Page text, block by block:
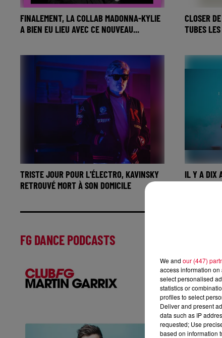
FINALEMENT, LA COLLAB MADONNA-KYLIE
A BIEN EU LIEU AVEC CE NOUVEAU...
CLOSER
TUBES
TRISTE JOUR POUR L'ÉLECTRO, KAVINSKY
RETROUVÉ MORT À SON DOMICILE
IL Y A DIX
LOVE' DE
FG DANCE PODCASTS
We and our (447)
access information
select personalised
statistics or
profiles to select
Deliver and present
data such as IP
requested; Use
based on information